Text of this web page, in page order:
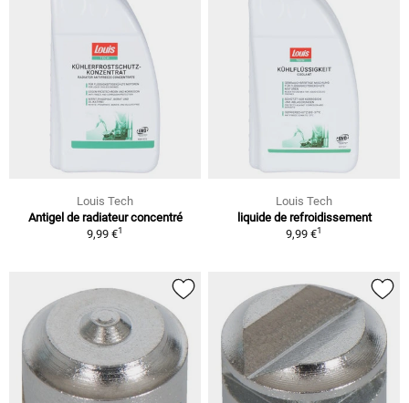
Louis Tech
Antigel de radiateur concentré
9,99 €1
Louis Tech
liquide de refroidissement
9,99 €1